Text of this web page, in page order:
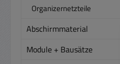
Organizernetzteile
Abschirmmaterial
Module + Bausätze